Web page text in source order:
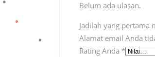
Belum ada ulasan.
Jadilah yang pertama
Alamat email Anda
Rating Anda *